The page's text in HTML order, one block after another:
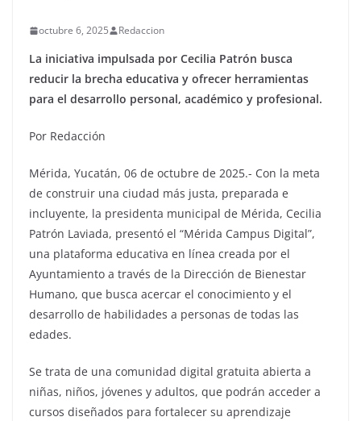
octubre 6, 2025 Redaccion
La iniciativa impulsada por Cecilia Patrón busca
reducir la brecha educativa y ofrecer herramientas
para el desarrollo personal, académico y profesional.
Por Redacción
Mérida, Yucatán, 06 de octubre de 2025.- Con la meta
de construir una ciudad más justa, preparada e
incluyente, la presidenta municipal de Mérida, Cecilia
Patrón Laviada, presentó el “Mérida Campus Digital”,
una plataforma educativa en línea creada por el
Ayuntamiento a través de la Dirección de Bienestar
Humano, que busca acercar el conocimiento y el
desarrollo de habilidades a personas de todas las
edades.
Se trata de una comunidad digital gratuita abierta a
niñas, niños, jóvenes y adultos, que podrán acceder a
cursos diseñados para fortalecer su aprendizaje